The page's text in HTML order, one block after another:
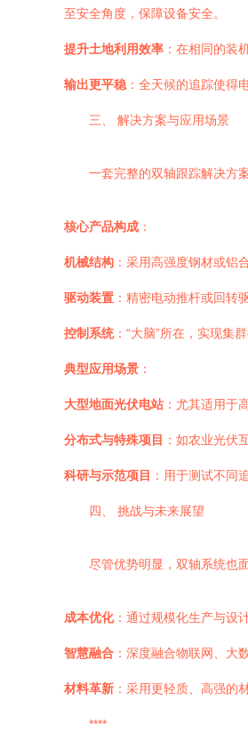
至安全角度，保障设备安全。
提升土地利用效率 ：在相同的装
输出更平稳 ：全天候的追踪使得
三、 解决方案与应用场景
一套完整的双轴跟踪解决方
核心产品构成 ：
机械结构 ：采用高强度钢材或铝
驱动装置 ：精密电动推杆或回转
控制系统：“大脑”所在，实现集
典型应用场景 ：
大型地面光伏电站 ：尤其适用于
分布式与特殊项目 ：如农业光伏
科研与示范项目 ：用于测试不同
四、 挑战与未来展望
尽管优势明显，双轴系统也
成本优化：通过规模化生产与设
智慧融合 ：深度融合物联网、大
材料革新 ：采用更轻质、高强的
****